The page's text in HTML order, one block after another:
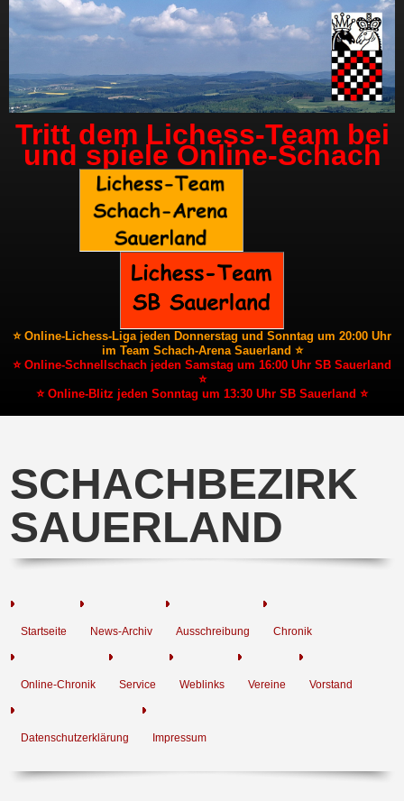
Tritt dem Lichess-Team bei
und spiele Online-Schach
⭐ Online-Lichess-Liga jeden Donnerstag und Sonntag um 20:00 Uhr
im Team Schach-Arena Sauerland ⭐
⭐ Online-Schnellschach jeden Samstag um 16:00 Uhr SB Sauerland
⭐
⭐ Online-Blitz jeden Sonntag um 13:30 Uhr SB Sauerland ⭐
SCHACHBEZIRK
SAUERLAND
Startseite News-Archiv Ausschreibung Chronik
Online-Chronik Service Weblinks Vereine Vorstand
Datenschutzerklärung Impressum